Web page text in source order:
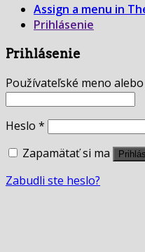
Assign a menu in
Prihlásenie
Prihlásenie
Používateľské meno
Heslo *
Zapamätať si ma
Zabudli ste heslo?